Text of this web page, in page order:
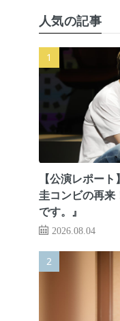
人気の記事
【公演レポー
圭コンビの再来
です。』
2026.08.04